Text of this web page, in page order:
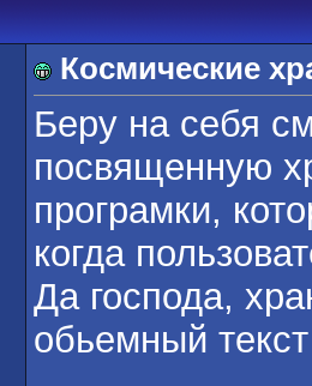
Космические
Беру на себя
посвященную
програмки,
когда
Да господа,
обьемный